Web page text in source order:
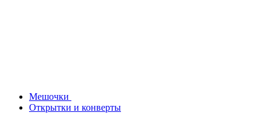
Мешочки
Открытки и конверты